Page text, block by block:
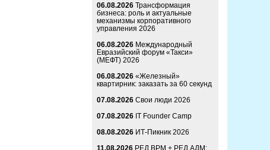
06.08.2026 Трансформация
бизнеса: роль и актуальные
механизмы корпоративного
управления 2026
06.08.2026 Международный
Евразийский форум «Такси»
(МЕФТ) 2026
06.08.2026 «Железный»
квартирник: заказать за 60 секунд
07.08.2026 Свои люди 2026
07.08.2026 IT Founder Camp
08.08.2026 ИТ-Пикник 2026